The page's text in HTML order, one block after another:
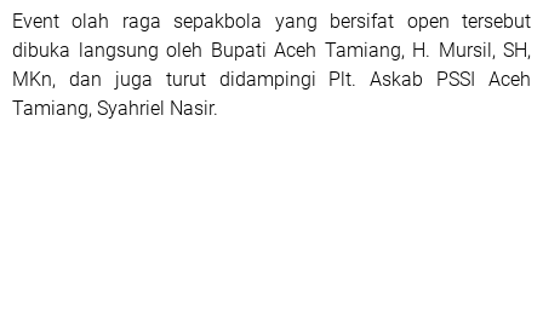
Event olah raga sepakbola yang bersifat open tersebut
dibuka langsung oleh Bupati Aceh Tamiang, H. Mursil, SH,
MKn, dan juga turut didampingi Plt. Askab PSSI Aceh
Tamiang, Syahriel Nasir.